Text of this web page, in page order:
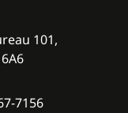
101,
7156